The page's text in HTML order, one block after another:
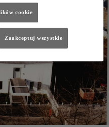
cookie
Zaakceptuj wszystkie